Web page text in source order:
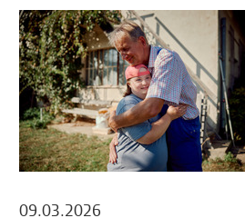
09.03.2026